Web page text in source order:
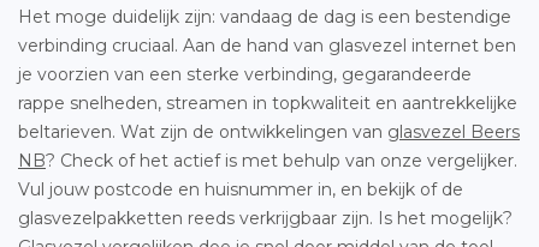
Het moge duidelijk zijn: vandaag de dag is een bestendige
verbinding cruciaal. Aan de hand van glasvezel internet ben
je voorzien van een sterke verbinding, gegarandeerde
rappe snelheden, streamen in topkwaliteit en aantrekkelijke
beltarieven. Wat zijn de ontwikkelingen van glasvezel Beers
NB? Check of het actief is met behulp van onze vergelijker.
Vul jouw postcode en huisnummer in, en bekijk of de
glasvezelpakketten reeds verkrijgbaar zijn. Is het mogelijk?